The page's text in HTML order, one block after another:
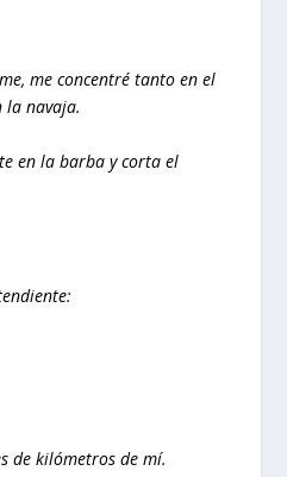
me concentré tanto en el
la navaja.
en la barba y corta el
de kilómetros de mí.